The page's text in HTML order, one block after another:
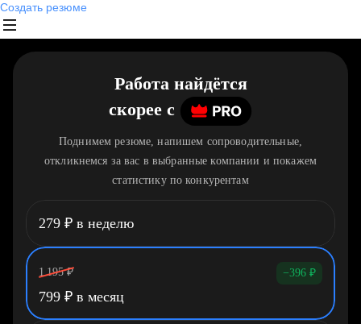
Создать резюме
Работа найдётся
скорее c
Поднимем резюме, напишем сопроводительные,
откликнемся за вас в выбранные компании и покажем
статистику по конкурентам
279 ₽ в неделю
1 195 ₽ −396 ₽
799 ₽ в месяц